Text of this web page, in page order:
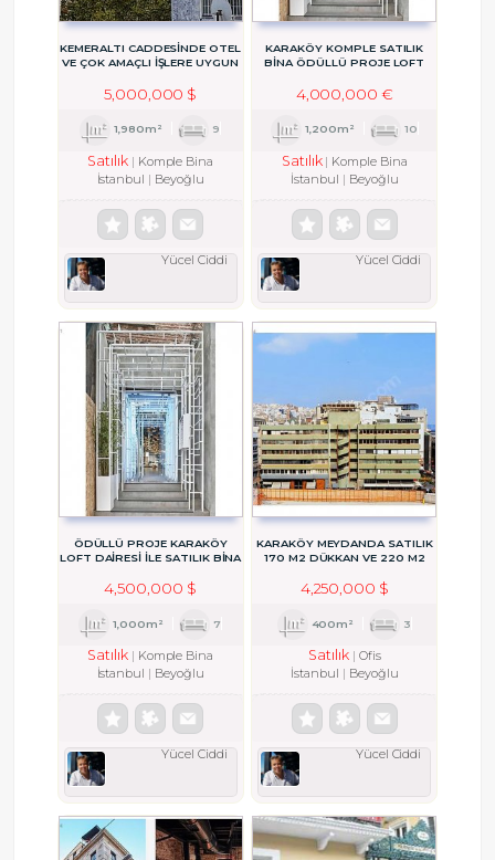
KEMERALTI CADDESİNDE OTEL
VE ÇOK AMAÇLI İŞLERE UYGUN
5,000,000 $
1,980m² 9
Satılık
Komple Bina
İstanbul
Beyoğlu
Yücel Ciddi
KARAKÖY KOMPLE SATILIK
BİNA ÖDÜLLÜ PROJE LOFT
4,000,000 €
1,200m² 10
Satılık
Komple Bina
İstanbul
Beyoğlu
Yücel Ciddi
ÖDÜLLÜ PROJE KARAKÖY
LOFT DAİRESİ İLE SATILIK BİNA
4,500,000 $
1,000m² 7
Satılık
Komple Bina
İstanbul
Beyoğlu
Yücel Ciddi
KARAKÖY MEYDANDA SATILIK
170 M2 DÜKKAN VE 220 M2
4,250,000 $
400m² 3
Satılık
Ofis
İstanbul
Beyoğlu
Yücel Ciddi